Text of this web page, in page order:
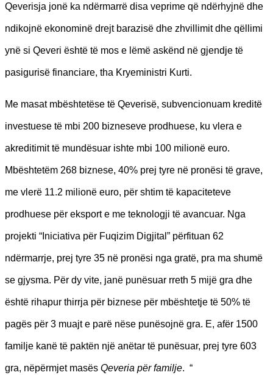
Qeverisja jonë ka ndërmarrë disa veprime që ndërhyjnë dhe
ndikojnë ekonominë drejt barazisë dhe zhvillimit dhe qëllimi
ynë si Qeveri është të mos e lëmë askënd në gjendje të
pasigurisë financiare, tha Kryeministri Kurti.
Me masat mbështetëse të Qeverisë, subvencionuam kreditë
investuese të mbi 200 bizneseve prodhuese, ku vlera e
akreditimit të mundësuar ishte mbi 100 milionë euro.
Mbështetëm 268 biznese, 40% prej tyre në pronësi të grave,
me vlerë 11.2 milionë euro, për shtim të kapaciteteve
prodhuese për eksport e me teknologji të avancuar. Nga
projekti “Iniciativa për Fuqizim Digjital” përfituan 62
ndërmarrje, prej tyre 35 në pronësi nga gratë, pra ma shumë
se gjysma. Për dy vite, janë punësuar rreth 5 mijë gra dhe
është rihapur thirrja për biznese për mbështetje të 50% të
pagës për 3 muajt e parë nëse punësojnë gra. E, afër 1500
familje kanë të paktën një anëtar të punësuar, prej tyre 603
gra, nëpërmjet masës Qeveria për familje. “